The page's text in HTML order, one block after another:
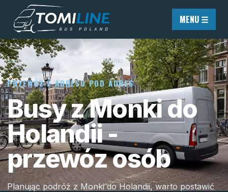
Przejdź do treści
MENU ☰
Strona główna / Busy do Holandii/Mońki
PRZEWÓZ Z ADRESU POD ADRES
Busy z Monki do
Holandii -
przewóz osób
Planując podróż z Monki do Holandii, warto postawić